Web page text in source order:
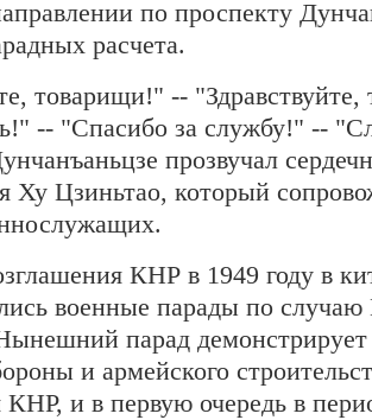
по проспекту
расчета.
товарищи!" -- "Здравствуйте,
-- "Спасибо за службу!" --
прозвучал
Ху Цзиньтао, который
КНР в 1949 году в
военные парады по случаю
парад
и армейского
КНР, и в первую очередь в